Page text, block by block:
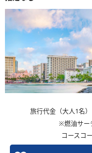
旅行代金（大人1名）
※燃油サー
コースコ